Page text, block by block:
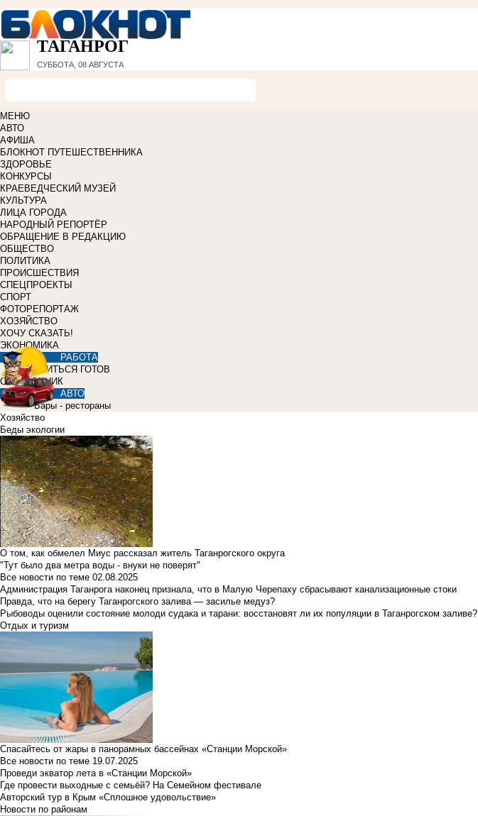
ТАГАНРОГ
СУББОТА, 08 АВГУСТА
МЕНЮ
АВТО
АФИША
БЛОКНОТ ПУТЕШЕСТВЕННИКА
ЗДОРОВЬЕ
КОНКУРСЫ
КРАЕВЕДЧЕСКИЙ МУЗЕЙ
КУЛЬТУРА
ЛИЦА ГОРОДА
НАРОДНЫЙ РЕПОРТЁР
ОБРАЩЕНИЕ В РЕДАКЦИЮ
ОБЩЕСТВО
ПОЛИТИКА
ПРОИСШЕСТВИЯ
СПЕЦПРОЕКТЫ
СПОРТ
ФОТОРЕПОРТАЖ
ХОЗЯЙСТВО
ХОЧУ СКАЗАТЬ!
ЭКОНОМИКА
РАБОТА
УЧИТЬСЯ ГОТОВ
СПРАВОЧНИК
АВТО
Бары - рестораны
Хозяйство
Беды экологии
О том, как обмелел Миус рассказал житель Таганрогского округа
"Тут было два метра воды - внуки не поверят"
Все новости по теме 02.08.2025
Администрация Таганрога наконец признала, что в Малую Черепаху сбрасывают канализационные стоки
Правда, что на берегу Таганрогского залива — засилье медуз?
Рыбоводы оценили состояние молоди судака и тарани: восстановят ли их популяции в Таганрогском заливе?
Отдых и туризм
Спасайтесь от жары в панорамных бассейнах «Станции Морской»
Все новости по теме 19.07.2025
Проведи экватор лета в «Станции Морской»
Где провести выходные с семьёй? На Семейном фестивале
Авторский тур в Крым «Сплошное удовольствие»
Новости по районам